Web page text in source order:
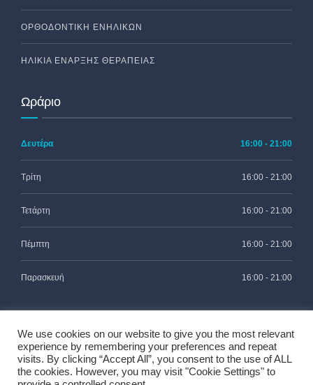
ΟΡΘΟΔΟΝΤΙΚΉ ΕΝΗΛΊΚΩΝ
ΗΛΙΚΊΑ ΈΝΑΡΞΗΣ ΘΕΡΑΠΕΊΑΣ
Ωράριο
Δευτέρα 16:00 - 21:00
Τρίτη 16:00 - 21:00
Τετάρτη 16:00 - 21:00
Πέμπτη 16:00 - 21:00
Παρασκευή 16:00 - 21:00
2021 - Μαρίνα Λάσκαρη Ορθοδοντικός MSc. - All rights
We use cookies on our website to give you the most relevant
experience by remembering your preferences and repeat
visits. By clicking “Accept All”, you consent to the use of ALL
the cookies. However, you may visit "Cookie Settings" to